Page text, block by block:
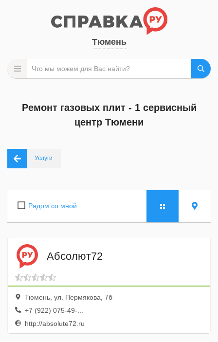
Тюмень
Ремонт газовых плит - 1 сервисный
центр Тюмени
Услуги
Рядом со мной
Абсолют72
Тюмень, ул. Пермякова, 7б
+7 (922) 075-49-...
http://absolute72.ru